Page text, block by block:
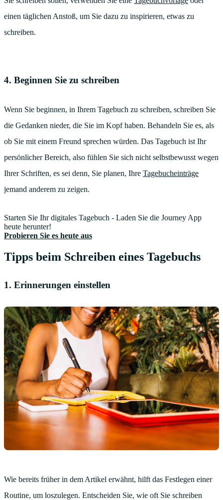
einen täglichen Anstoß, um Sie dazu zu inspirieren, etwas zu
schreiben.
4. Beginnen Sie zu schreiben
Wenn Sie beginnen, in Ihrem Tagebuch zu schreiben, schreiben Sie
die Gedanken nieder, die Sie im Kopf haben. Behandeln Sie es, als
ob Sie mit einem Freund sprechen würden. Das Tagebuch ist Ihr
persönlicher Bereich, also fühlen Sie sich nicht selbstbewusst wegen
Ihrer Schriften, es sei denn, Sie planen, Ihre Tagebucheinträge
jemand anderem zu zeigen.
Starten Sie Ihr digitales Tagebuch - Laden Sie die Journey App
heute herunter!
Probieren Sie es heute aus
Tipps beim Schreiben eines Tagebuchs
1. Erinnerungen einstellen
Wie bereits früher in dem Artikel erwähnt, hilft das Festlegen einer
Routine, um loszulegen. Entscheiden Sie, wie oft Sie schreiben